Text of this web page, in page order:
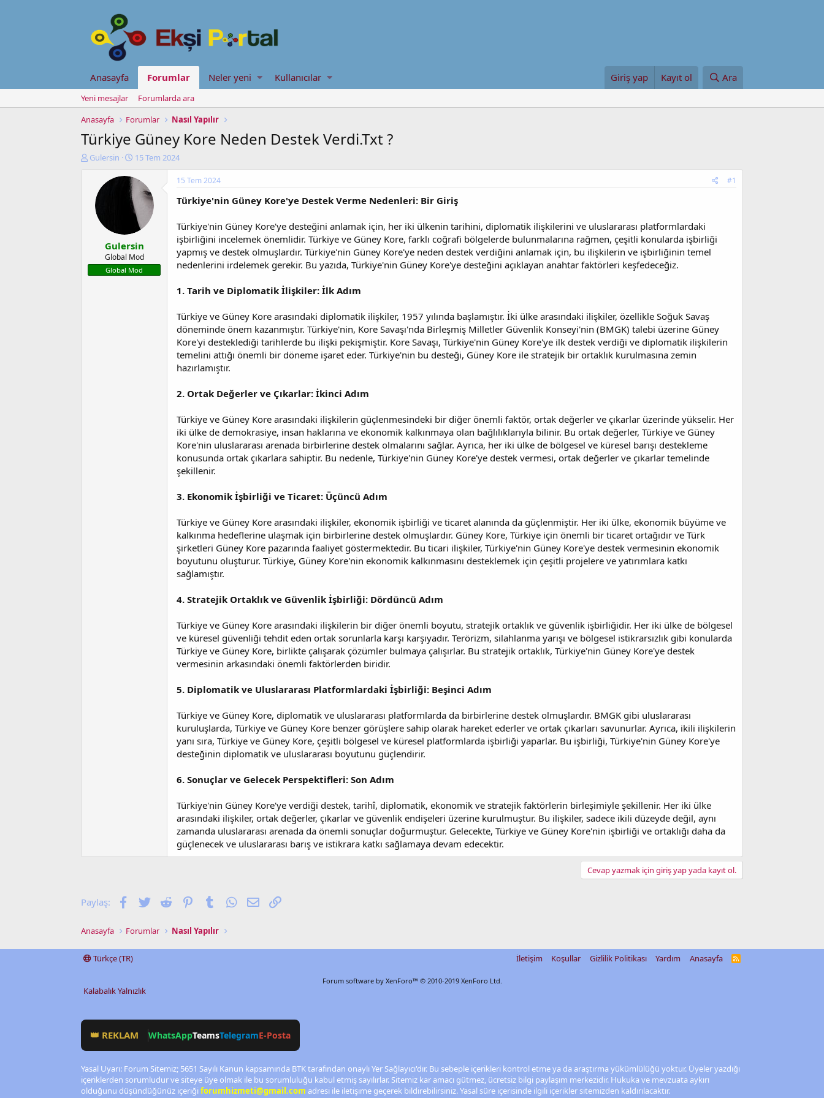
Anasayfa Forumlar Neler yeni Kullanıcılar Giriş yap Kayıt ol Ara
Yeni mesajlar
Forumlarda ara
Anasayfa
Forumlar Nasıl Yapılır
Türkiye Güney Kore Neden Destek Verdi.Txt ?
K
a
t
Gulersin
B
ş
n
g
ı
ç
t
a
r
15 Tem 2024
Gulersin
Global Mod
Global Mod
15 Tem 2024 #1
Türkiye'nin Güney Kore'ye Destek Verme Nedenleri: Bir Giriş
Türkiye'nin Güney Kore'ye desteğini anlamak için, her iki ülkenin tarihini, diplomatik ilişkilerini ve uluslararası platformlardaki
işbirliğini incelemek önemlidir. Türkiye ve Güney Kore, farklı coğrafi bölgelerde bulunmalarına rağmen, çeşitli konularda işbirliği
yapmış ve destek olmuşlardır. Türkiye'nin Güney Kore'ye neden destek verdiğini anlamak için, bu ilişkilerin ve işbirliğinin temel
nedenlerini irdelemek gerekir. Bu yazıda, Türkiye'nin Güney Kore'ye desteğini açıklayan anahtar faktörleri keşfedeceğiz.
1. Tarih ve Diplomatik İlişkiler: İlk Adım
Türkiye ve Güney Kore arasındaki diplomatik ilişkiler, 1957 yılında başlamıştır. İki ülke arasındaki ilişkiler, özellikle Soğuk Savaş
döneminde önem kazanmıştır. Türkiye'nin, Kore Savaşı'nda Birleşmiş Milletler Güvenlik Konseyi'nin (BMGK) talebi üzerine Güney
Kore'yi desteklediği tarihlerde bu ilişki pekişmiştir. Kore Savaşı, Türkiye'nin Güney Kore'ye ilk destek verdiği ve diplomatik ilişkilerin
temelini attığı önemli bir döneme işaret eder. Türkiye'nin bu desteği, Güney Kore ile stratejik bir ortaklık kurulmasına zemin
hazırlamıştır.
2. Ortak Değerler ve Çıkarlar: İkinci Adım
Türkiye ve Güney Kore arasındaki ilişkilerin güçlenmesindeki bir diğer önemli faktör, ortak değerler ve çıkarlar üzerinde yükselir. Her
iki ülke de demokrasiye, insan haklarına ve ekonomik kalkınmaya olan bağlılıklarıyla bilinir. Bu ortak değerler, Türkiye ve Güney
Kore'nin uluslararası arenada birbirlerine destek olmalarını sağlar. Ayrıca, her iki ülke de bölgesel ve küresel barışı destekleme
konusunda ortak çıkarlara sahiptir. Bu nedenle, Türkiye'nin Güney Kore'ye destek vermesi, ortak değerler ve çıkarlar temelinde
şekillenir.
3. Ekonomik İşbirliği ve Ticaret: Üçüncü Adım
Türkiye ve Güney Kore arasındaki ilişkiler, ekonomik işbirliği ve ticaret alanında da güçlenmiştir. Her iki ülke, ekonomik büyüme ve
kalkınma hedeflerine ulaşmak için birbirlerine destek olmuşlardır. Güney Kore, Türkiye için önemli bir ticaret ortağıdır ve Türk
şirketleri Güney Kore pazarında faaliyet göstermektedir. Bu ticari ilişkiler, Türkiye'nin Güney Kore'ye destek vermesinin ekonomik
boyutunu oluşturur. Türkiye, Güney Kore'nin ekonomik kalkınmasını desteklemek için çeşitli projelere ve yatırımlara katkı
sağlamıştır.
4. Stratejik Ortaklık ve Güvenlik İşbirliği: Dördüncü Adım
Türkiye ve Güney Kore arasındaki ilişkilerin bir diğer önemli boyutu, stratejik ortaklık ve güvenlik işbirliğidir. Her iki ülke de bölgesel
ve küresel güvenliği tehdit eden ortak sorunlarla karşı karşıyadır. Terörizm, silahlanma yarışı ve bölgesel istikrarsızlık gibi konularda
Türkiye ve Güney Kore, birlikte çalışarak çözümler bulmaya çalışırlar. Bu stratejik ortaklık, Türkiye'nin Güney Kore'ye destek
vermesinin arkasındaki önemli faktörlerden biridir.
5. Diplomatik ve Uluslararası Platformlardaki İşbirliği: Beşinci Adım
Türkiye ve Güney Kore, diplomatik ve uluslararası platformlarda da birbirlerine destek olmuşlardır. BMGK gibi uluslararası
kuruluşlarda, Türkiye ve Güney Kore benzer görüşlere sahip olarak hareket ederler ve ortak çıkarları savunurlar. Ayrıca, ikili ilişkilerin
yanı sıra, Türkiye ve Güney Kore, çeşitli bölgesel ve küresel platformlarda işbirliği yaparlar. Bu işbirliği, Türkiye'nin Güney Kore'ye
desteğinin diplomatik ve uluslararası boyutunu güçlendirir.
6. Sonuçlar ve Gelecek Perspektifleri: Son Adım
Türkiye'nin Güney Kore'ye verdiği destek, tarihî, diplomatik, ekonomik ve stratejik faktörlerin birleşimiyle şekillenir. Her iki ülke
arasındaki ilişkiler, ortak değerler, çıkarlar ve güvenlik endişeleri üzerine kurulmuştur. Bu ilişkiler, sadece ikili düzeyde değil, aynı
zamanda uluslararası arenada da önemli sonuçlar doğurmuştur. Gelecekte, Türkiye ve Güney Kore'nin işbirliği ve ortaklığı daha da
güçlenecek ve uluslararası barış ve istikrara katkı sağlamaya devam edecektir.
Cevap yazmak için giriş yap yada kayıt ol.
Paylaş: Facebook
Twitter Reddit PinterestTumblrWhatsApp
E-postaLink
Anasayfa Forumlar Nasıl Yapılır
Türkçe (TR) İletişim Koşullar Gizlilik Politikası Yardım Anasayfa
R
Forum software by XenForo™ © 2010-2019 XenForo Ltd.
Kalabalık Yalnızlık
👑 REKLAM WhatsAppTeamsTelegramE-Posta
Yasal Uyarı: Forum Sitemiz; 5651 Sayılı Kanun kapsamında BTK tarafından onaylı Yer Sağlayıcı'dır. Bu sebeple içerikleri kontrol etme ya da araştırma yükümlülüğü yoktur. Üyeler yazdığı
içeriklerden sorumludur ve siteye üye olmak ile bu sorumluluğu kabul etmiş sayılırlar. Sitemiz kar amacı gütmez, ücretsiz bilgi paylaşım merkezidir. Hukuka ve mevzuata aykırı
olduğunu düşündüğünüz içeriğiforumhizmeti@gmail.com adresi ile iletişime geçerek bildirebilirsiniz. Yasal süre içerisinde ilgili içerikler sitemizden kaldırılacaktır.